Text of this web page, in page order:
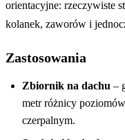
orientacyjne: rzeczywiste
kolanek, zaworów i
Zastosowania
Zbiornik na dachu –
metr różnicy
czerpalnym.